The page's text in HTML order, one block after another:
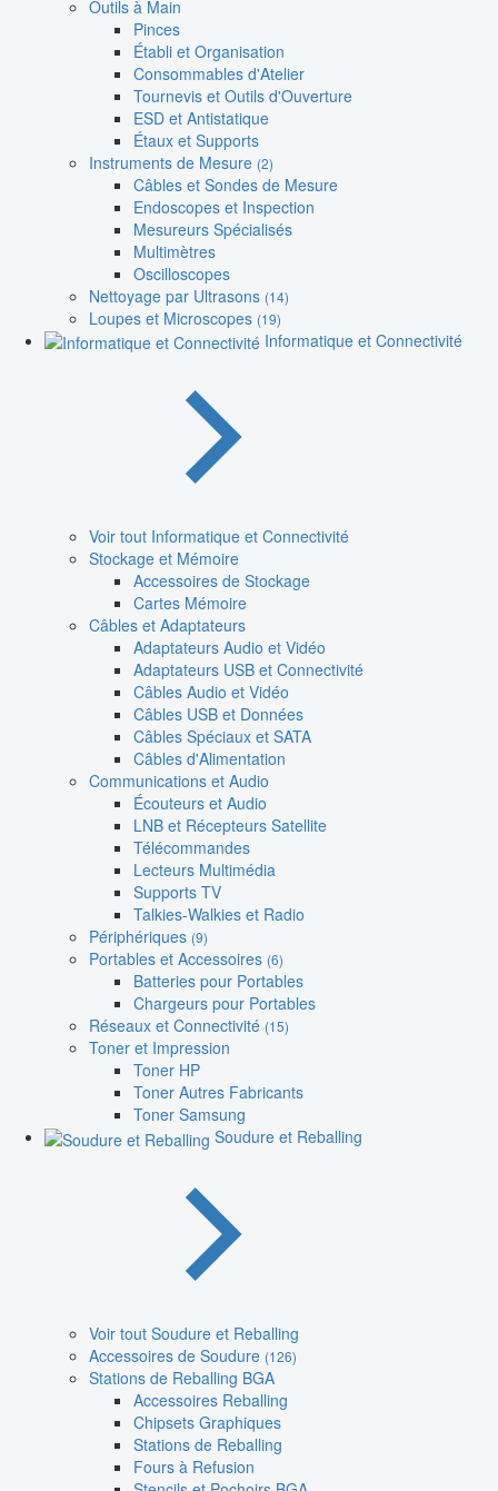
Outils à Main
Pinces
Établi et Organisation
Consommables d'Atelier
Tournevis et Outils d'Ouverture
ESD et Antistatique
Étaux et Supports
Instruments de Mesure (2)
Câbles et Sondes de Mesure
Endoscopes et Inspection
Mesureurs Spécialisés
Multimètres
Oscilloscopes
Nettoyage par Ultrasons (14)
Loupes et Microscopes (19)
Informatique et Connectivité
Voir tout Informatique et Connectivité
Stockage et Mémoire
Accessoires de Stockage
Cartes Mémoire
Câbles et Adaptateurs
Adaptateurs Audio et Vidéo
Adaptateurs USB et Connectivité
Câbles Audio et Vidéo
Câbles USB et Données
Câbles Spéciaux et SATA
Câbles d'Alimentation
Communications et Audio
Écouteurs et Audio
LNB et Récepteurs Satellite
Télécommandes
Lecteurs Multimédia
Supports TV
Talkies-Walkies et Radio
Périphériques (9)
Portables et Accessoires (6)
Batteries pour Portables
Chargeurs pour Portables
Réseaux et Connectivité (15)
Toner et Impression
Toner HP
Toner Autres Fabricants
Toner Samsung
Soudure et Reballing
Voir tout Soudure et Reballing
Accessoires de Soudure (126)
Stations de Reballing BGA
Accessoires Reballing
Chipsets Graphiques
Stations de Reballing
Fours à Refusion